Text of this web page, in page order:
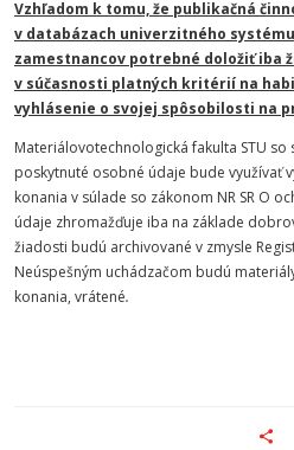
Vzhľadom k tomu, že publikačná
v databázach univerzitného
zamestnancov potrebné doložiť iba
v súčasnosti platných kritérií na
vyhlásenie o svojej spôsobilosti na
Materiálovotechnologická fakulta STU so
poskytnuté osobné údaje bude využívať
konania v súlade so zákonom NR SR O
údaje zhromažďuje iba na základe
žiadosti budú archivované v zmysle
Neúspešným uchádzačom budú
konania, vrátené.